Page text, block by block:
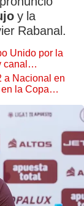
y la
Rabanal.
Unido por la
canal
a Nacional en
la Copa